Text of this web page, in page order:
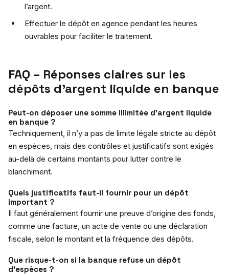
l’argent.
Effectuer le dépôt en agence pendant les heures
ouvrables pour faciliter le traitement.
FAQ – Réponses claires sur les
dépôts d’argent liquide en banque
Peut-on déposer une somme illimitée d’argent liquide
en banque ?
Techniquement, il n’y a pas de limite légale stricte au dépôt
en espèces, mais des contrôles et justificatifs sont exigés
au-delà de certains montants pour lutter contre le
blanchiment.
Quels justificatifs faut-il fournir pour un dépôt
important ?
Il faut généralement fournir une preuve d’origine des fonds,
comme une facture, un acte de vente ou une déclaration
fiscale, selon le montant et la fréquence des dépôts.
Que risque-t-on si la banque refuse un dépôt
d’espèces ?